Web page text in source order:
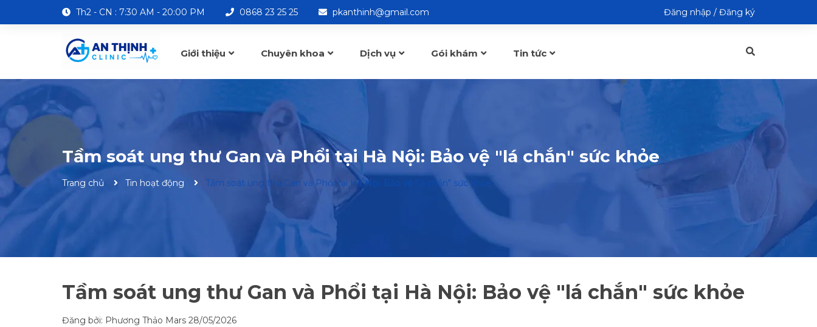
Th2 - CN : 7:30 AM - 20:00 PM 0868 23 25 25 pkanthinh@gmail.com Đăng nhập / Đăng ký
Giới thiệu Chuyên khoa Dịch vụ Gói khám Tin tức
Liên hệ
Tầm soát ung thư Gan và Phổi tại Hà Nội: Bảo vệ "lá chắn" sức khỏe
Trang chủ Tin hoạt động Tầm soát ung thư Gan và Phổi tại Hà Nội: Bảo vệ "lá chắn" sức khỏe
Tầm soát ung thư Gan và Phổi tại Hà Nội: Bảo vệ "lá chắn" sức khỏe
Đăng bởi: Phương Thảo Mars 28/05/2026